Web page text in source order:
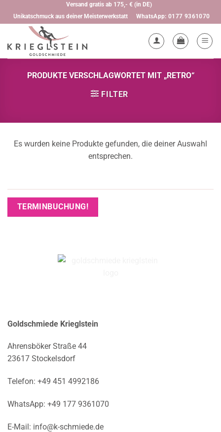
Inhalt
springen
Versand gratis ab 175,- € (in DE)
Unikatschmuck aus deiner Meisterwerkstatt
WhatsApp: 0177 9361070
PRODUKTE VERSCHLAGWORTET MIT „RETRO“
FILTER
Es wurden keine Produkte gefunden, die deiner Auswahl
entsprechen.
TERMINBUCHUNG!
Goldschmiede Krieglstein
Ahrensböker Straße 44
23617 Stockelsdorf
Telefon: +49 451 4992186
WhatsApp: +49 177 9361070
E-Mail: info@k-schmiede.de